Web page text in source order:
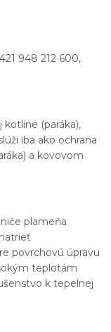
948 212 600,
kotline (paráka),
iba ako ochrana
a kovovom
plameňa
povrchovú úpravu
teplotám
k tepelnej